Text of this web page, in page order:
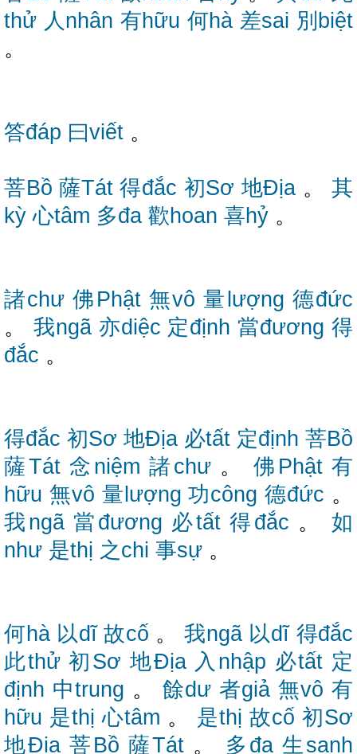
thử 人nhân 有hữu 何hà 差sai 別biệt
。
答đáp 曰viết 。
菩Bồ 薩Tát 得đắc 初Sơ 地Địa 。其
kỳ 心tâm 多đa 歡hoan 喜hỷ 。
諸chư 佛Phật 無vô 量lượng 德đức
。 我ngã 亦diệc 定định 當đương 得
đắc 。
得đắc 初Sơ 地Địa 必tất 定định 菩Bồ
薩Tát 念niệm 諸chư。 佛Phật 有
hữu 無vô 量lượng 功công 德đức 。
我ngã 當đương 必tất 得đắc 。 如
như 是thị 之chi 事sự 。
何hà 以dĩ 故cố 。我ngã 以dĩ 得đắc
此thử 初Sơ 地Địa 入nhập 必tất 定
định 中trung 。 餘dư 者giả 無vô 有
hữu 是thị 心tâm 。 是thị 故cố 初Sơ
地Địa 菩Bồ 薩Tát 。 多đa 生sanh